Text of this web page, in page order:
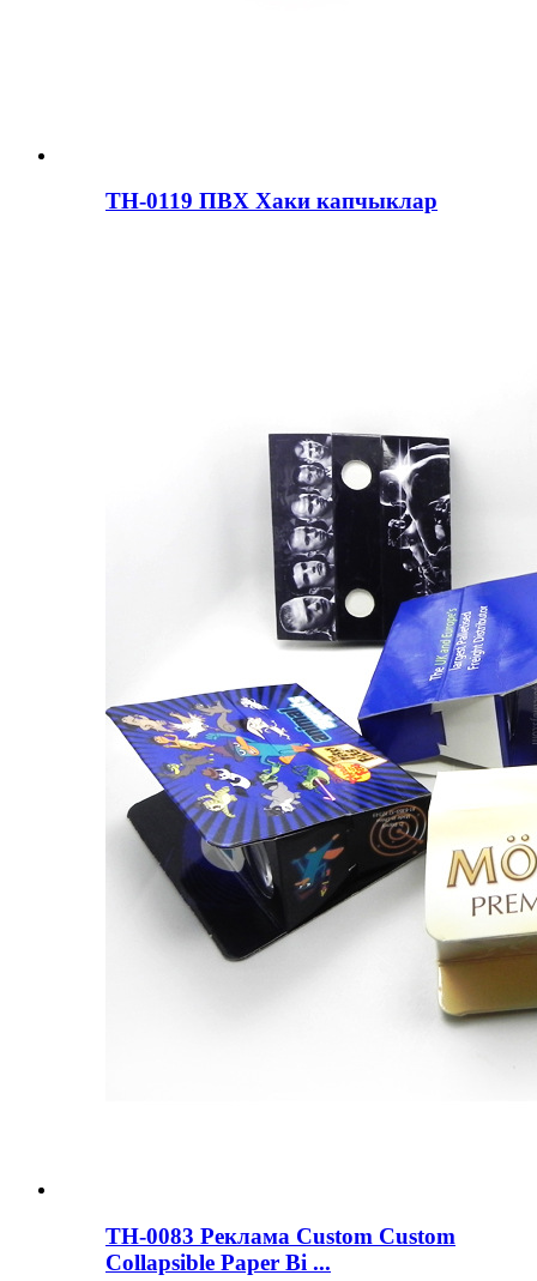
ТН-0119 ПВХ Хаки капчыклар
ТН-0083 Реклама Custom Custom
Collapsible Paper Bi ...